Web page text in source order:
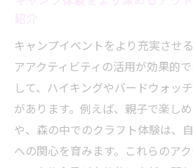
ン紹介
自然体験が家族の絆を深
のメリット
季節ごとのアウトドアイ
りを楽しもう
キャンプイベントをより充実させ
アアクティビティの活用が効果的
して、ハイキングやバードウォッ
があります。例えば、親子で楽し
や、森の中でのクラフト体験は、
への関心を育みます。これらのア